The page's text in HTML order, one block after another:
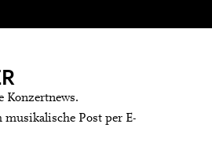
Konzertnews.
musikalische Post per E-